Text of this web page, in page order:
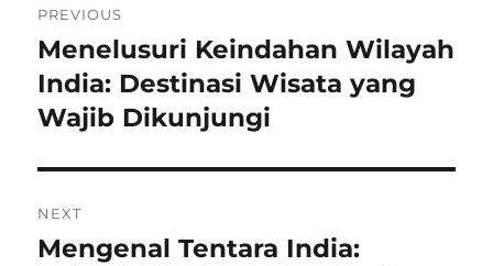
navigation
PREVIOUS
Previous
post:
Menelusuri Keindahan Wilayah
India: Destinasi Wisata yang
Wajib Dikunjungi
NEXT
Next
Mengenal Tentara India: